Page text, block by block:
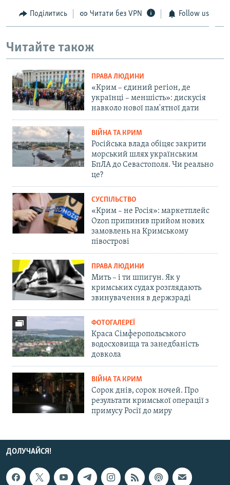
Поділитись Читати без VPN Follow us
Читайте також
ПРАВА ЛЮДИНИ
«Крим – єдиний регіон, де
українці – меншість»: дискусія
навколо нової пам'ятної дати
ВІЙНА ТА КРИМ
Російська влада обіцяє закрити
морський шлях українським
БпЛА до Севастополя. Чи реально
це?
СУСПІЛЬСТВО
«Крим – не Росія»: маркетплейс
Ozon припинив прийом нових
замовлень на Кримському
півострові
ПРАВА ЛЮДИНИ
Мить – і ти шпигун. Як у
кримських судах розглядають
звинувачення в держзраді
ФОТОГАЛЕРЕЇ
Краса Сімферопольського
водосховища та занедбаність
довкола
ВІЙНА ТА КРИМ
Сорок днів, сорок ночей. Про
результати кримської операції з
примусу Росії до миру
ДОЛУЧАЙСЯ!